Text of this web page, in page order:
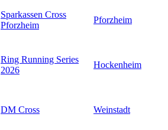
Sparkassen Cross
Pforzheim
Pforzheim
Ring Running Series
2026
Hockenheim
DM Cross Weinstadt